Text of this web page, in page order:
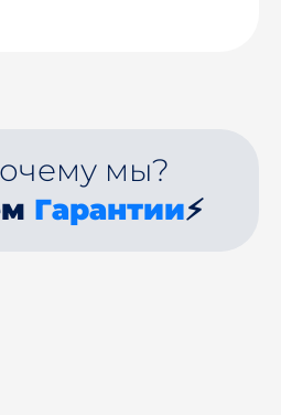
мы?
Гарантии⚡